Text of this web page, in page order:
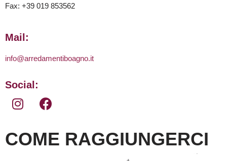
Fax: +39 019 853562
Mail:
info@arredamentiboagno.it
Social:
COME RAGGIUNGERCI